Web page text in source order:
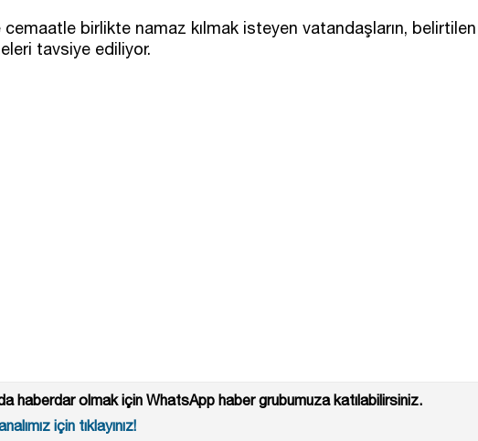
cemaatle birlikte namaz kılmak isteyen vatandaşların, belirtilen
tavsiye ediliyor.
haberdar olmak için WhatsApp haber grubumuza katılabilirsiniz.
için tıklayınız!